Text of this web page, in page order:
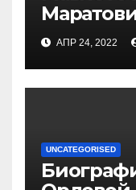
АПР 24, 2022
UNCATEGORISED